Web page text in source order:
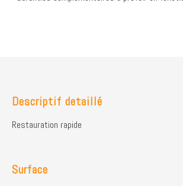
Descriptif detaillé
Restauration rapide
Surface